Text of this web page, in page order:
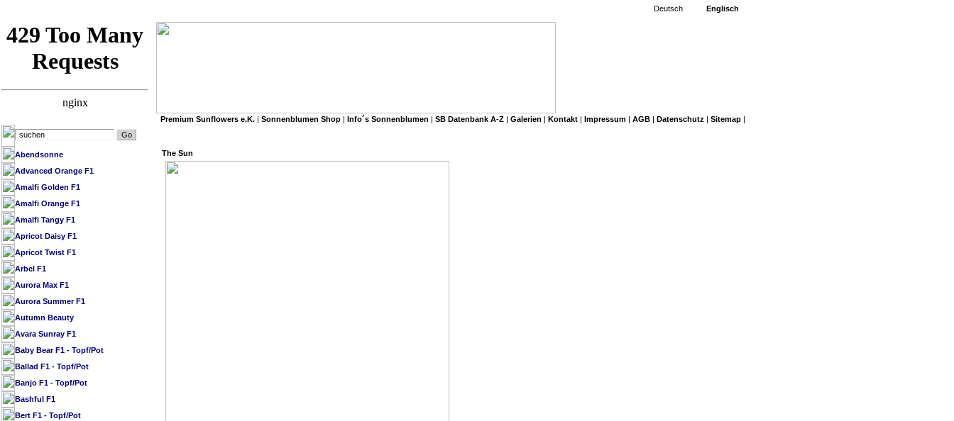
Deutsch Englisch
Premium Sunflowers e.K. | Sonnenblumen Shop | Info´s Sonnenblumen | SB Datenbank A-Z | Galerien | Kontakt | Impressum | AGB | Datenschutz | Sitemap |
Abendsonne
Advanced Orange F1
Amalfi Golden F1
Amalfi Orange F1
Amalfi Tangy F1
Apricot Daisy F1
Apricot Twist F1
Arbel F1
Aurora Max F1
Aurora Summer F1
Autumn Beauty
Avara Sunray F1
Baby Bear F1 - Topf/Pot
Ballad F1 - Topf/Pot
Banjo F1 - Topf/Pot
Bashful F1
Bert F1 - Topf/Pot
The Sun